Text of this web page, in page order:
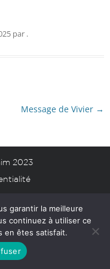
par .
Message de Vivier →
2023
garantir la meilleure
continuez à utiliser ce
en êtes satisfait.